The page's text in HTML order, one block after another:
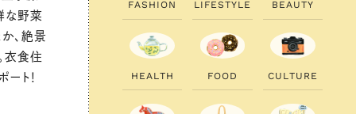
な野菜
、絶景
衣食住
ト！
FAS H ION LI FESTYLE B EAUTY
H EALTH FOOD CU LTU RE